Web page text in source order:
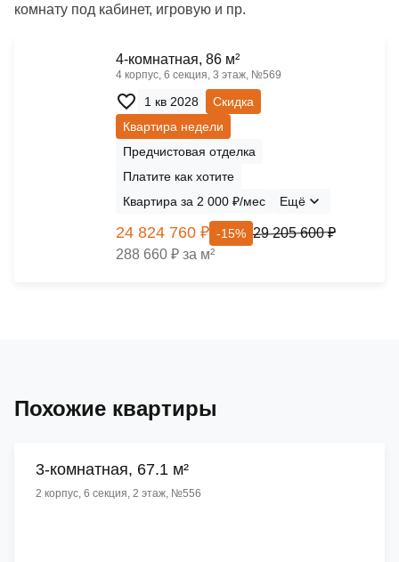
комнату под кабинет, игровую и пр.
4-комнатная, 86 м²
4 корпус, 6 секция, 3 этаж, №569
1 кв 2028
Скидка
Квартира недели
Предчистовая отделка
Платите как хотите
Квартира за 2 000 ₽/мес
Ещё
24 824 760 ₽ -15% 29 205 600 ₽
288 660 ₽ за м²
Похожие квартиры
3-комнатная, 67.1 м²
2 корпус, 6 секция, 2 этаж, №556